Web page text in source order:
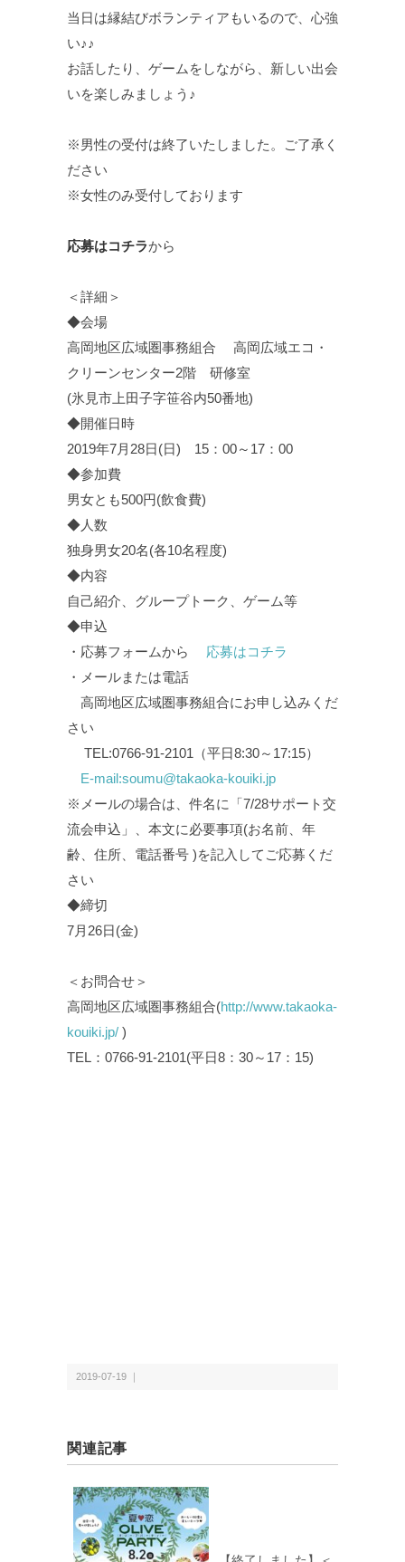
当日は縁結びボランティアもいるので、心強
い♪♪
お話したり、ゲームをしながら、新しい出会
いを楽しみましょう♪
※男性の受付は終了いたしました。ご了承く
ださい
※女性のみ受付しております
応募はコチラから
＜詳細＞
◆会場
高岡地区広域圏事務組合 高岡広域エコ・
クリーンセンター2階 研修室
(氷見市上田子字笹谷内50番地)
◆開催日時
2019年7月28日(日) 15：00～17：00
◆参加費
男女とも500円(飲食費)
◆人数
独身男女20名(各10名程度)
◆内容
自己紹介、グループトーク、ゲーム等
◆申込
・応募フォームから 応募はコチラ
・メールまたは電話
高岡地区広域圏事務組合にお申し込みくだ
さい
TEL:0766-91-2101（平日8:30～17:15）
E-mail:soumu@takaoka-kouiki.jp
※メールの場合は、件名に「7/28サポート交
流会申込」、本文に必要事項(お名前、年
齢、住所、電話番号 )を記入してご応募くだ
さい
◆締切
7月26日(金)
＜お問合せ＞
高岡地区広域圏事務組合(http://www.takaoka-
kouiki.jp/ )
TEL：0766-91-2101(平日8：30～17：15)
2019-07-19 ｜
関連記事